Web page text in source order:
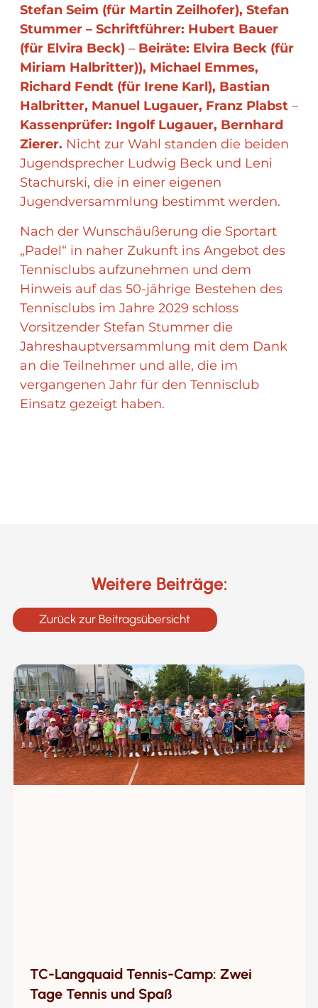
Stefan Seim (für Martin Zeilhofer), Stefan
Stummer – Schriftführer: Hubert Bauer
(für Elvira Beck) – Beiräte: Elvira Beck (für
Miriam Halbritter)), Michael Emmes,
Richard Fendt (für Irene Karl), Bastian
Halbritter, Manuel Lugauer, Franz Plabst –
Kassenprüfer: Ingolf Lugauer, Bernhard
Zierer. Nicht zur Wahl standen die beiden
Jugendsprecher Ludwig Beck und Leni
Stachurski, die in einer eigenen
Jugendversammlung bestimmt werden.
Nach der Wunschäußerung die Sportart
„Padel“ in naher Zukunft ins Angebot des
Tennisclubs aufzunehmen und dem
Hinweis auf das 50-jährige Bestehen des
Tennisclubs im Jahre 2029 schloss
Vorsitzender Stefan Stummer die
Jahreshauptversammlung mit dem Dank
an die Teilnehmer und alle, die im
vergangenen Jahr für den Tennisclub
Einsatz gezeigt haben.
Weitere Beiträge:
Zurück zur Beitragsübersicht
TC-Langquaid Tennis-Camp: Zwei
Tage Tennis und Spaß